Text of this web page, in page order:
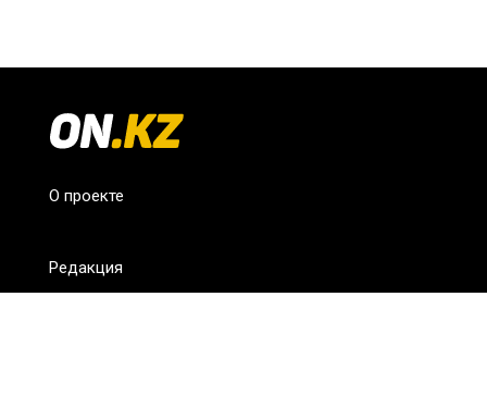
О проекте
Редакция